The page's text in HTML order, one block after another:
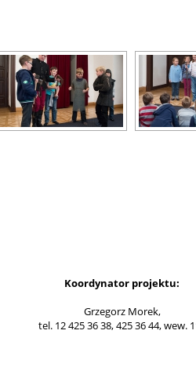
Koordynator projektu:
Grzegorz Morek,
tel. 12 425 36 38, 425 36 44, wew.